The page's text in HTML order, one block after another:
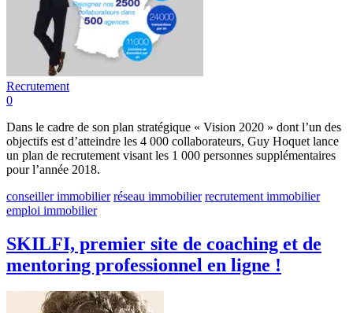
Recrutement
0
Dans le cadre de son plan stratégique « Vision 2020 » dont l’un des
objectifs est d’atteindre les 4 000 collaborateurs, Guy Hoquet lance
un plan de recrutement visant les 1 000 personnes supplémentaires
pour l’année 2018.
conseiller immobilier réseau immobilier recrutement immobilier
emploi immobilier
SKILFI, premier site de coaching et de
mentoring professionnel en ligne !